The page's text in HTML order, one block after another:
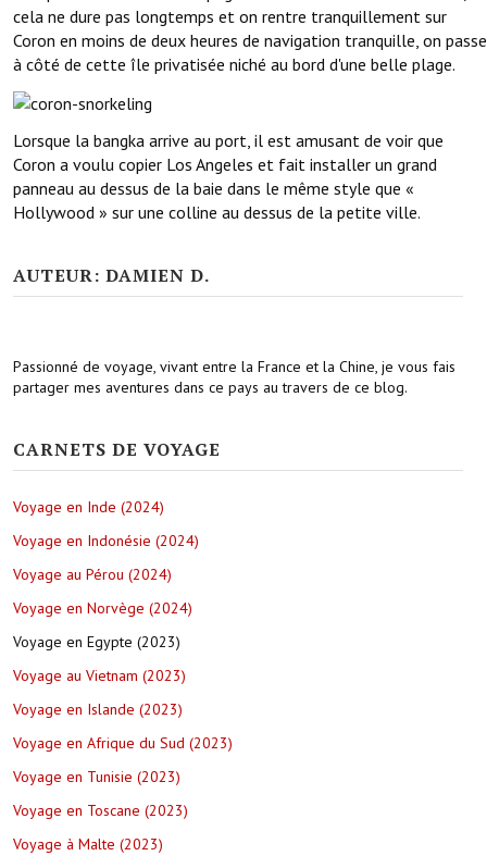
cela ne dure pas longtemps et on rentre tranquillement sur
Coron en moins de deux heures de navigation tranquille, on passe
à côté de cette île privatisée niché au bord d'une belle plage.
Lorsque la bangka arrive au port, il est amusant de voir que
Coron a voulu copier Los Angeles et fait installer un grand
panneau au dessus de la baie dans le même style que «
Hollywood » sur une colline au dessus de la petite ville.
AUTEUR: DAMIEN D.
Passionné de voyage, vivant entre la France et la Chine, je vous fais
partager mes aventures dans ce pays au travers de ce blog.
CARNETS DE VOYAGE
Voyage en Inde (2024)
Voyage en Indonésie (2024)
Voyage au Pérou (2024)
Voyage en Norvège (2024)
Voyage en Egypte (2023)
Voyage au Vietnam (2023)
Voyage en Islande (2023)
Voyage en Afrique du Sud (2023)
Voyage en Tunisie (2023)
Voyage en Toscane (2023)
Voyage à Malte (2023)